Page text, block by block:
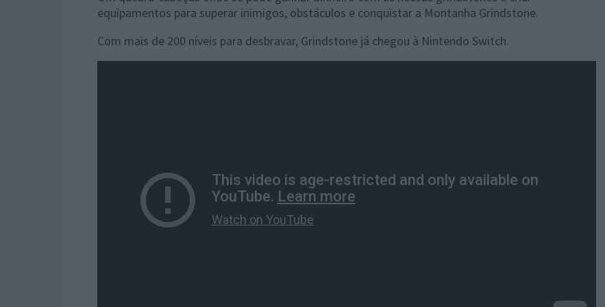
equipamentos para superar inimigos, obstáculos e conquistar a Montanha Grindstone.
Com mais de 200 níveis para desbravar, Grindstone já chegou à Nintendo Switch.